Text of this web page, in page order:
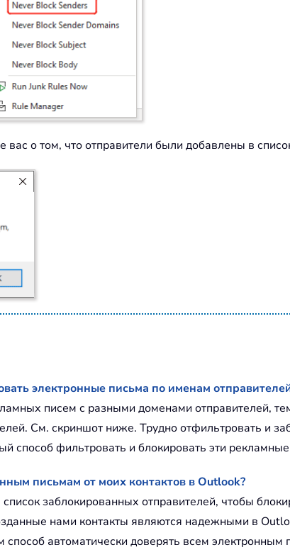
о том, что отправители были добавлены в
электронные письма по именам
писем с разными доменами отправителей,
См. скриншот ниже. Трудно отфильтровать и
способ фильтровать и блокировать эти
письмам от моих контактов в Outlook?
заблокированных отправителей, чтобы
нами контакты являются надежными в
способ автоматически доверять всем